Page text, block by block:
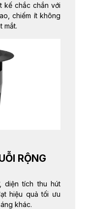
kế chắc chắn với
chiếm ít không
mắt.
RỘNG
diện tích thu hút
hiệu quả tối ưu
khác.